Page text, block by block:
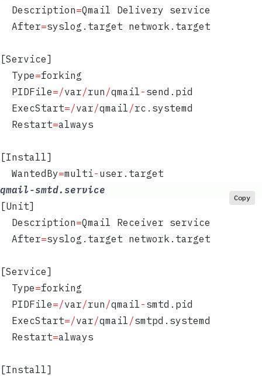
  Description
=Qmail Delivery service
  After
=syslog.target network.target
[Service]
  Type
=forking
  PIDFile
=/var/run /qmail - send.pid
  ExecStart
=/var/qmail /rc.systemd
  Restart
=always
[Install]
  WantedBy
=multi- user.target
qmail-smtd.service
[Unit]
  Description
=Qmail Receiver service
  After
=syslog.target network.target
[Service]
  Type
=forking
  PIDFile
=/var/run /qmail - smtd.pid
  ExecStart
=/var/qmail /smtpd.systemd
  Restart
=always
[Install]
Copy